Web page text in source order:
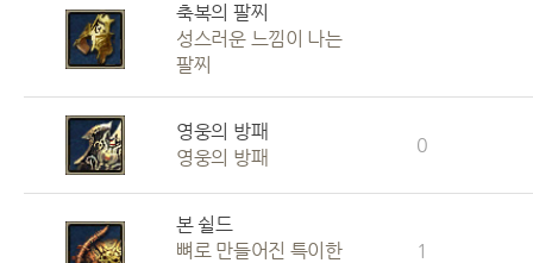
축복의 팔찌
성스러운 느낌이 나는
팔찌
영웅의 방패
영웅의 방패
0
본 쉴드
뼈로 만들어진 특이한
1